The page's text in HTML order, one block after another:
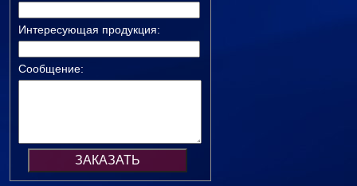
Интересующая продукция:
Сообщение: